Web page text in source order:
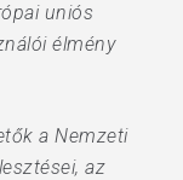
uniós
élmény
a Nemzeti
az